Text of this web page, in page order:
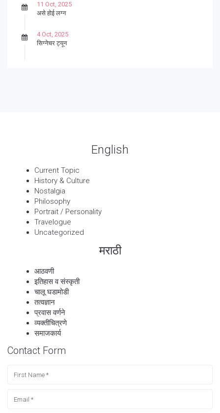
11 Oct, 2025
असे होई लग्न
4 Oct, 2025
सिग्नेचर ट्यून
English
Current Topic
History & Culture
Nostalgia
Philosophy
Portrait / Personality
Travelogue
Uncategorized
मराठी
आठवणी
इतिहास व संस्कृती
चालू घडामोडी
तत्वज्ञान
प्रवास वर्णने
व्यक्तीचित्रणे
समाजकार्य
Contact Form